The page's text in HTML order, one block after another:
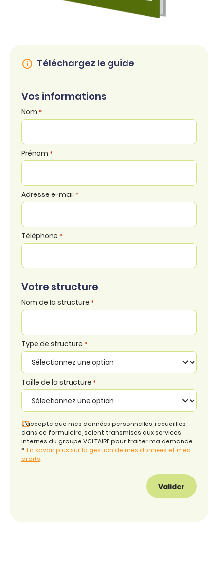
Téléchargez le guide
Vos informations
Nom *
Prénom *
Adresse e-mail *
Téléphone *
Votre structure
Nom de la structure *
Type de structure *
Taille de la structure *
J’accepte que mes données personnelles, recueillies
dans ce formulaire, soient transmises aux services
internes du groupe VOLTAIRE pour traiter ma demande
*.En savoir plus sur la gestion de mes données et mes
droits.